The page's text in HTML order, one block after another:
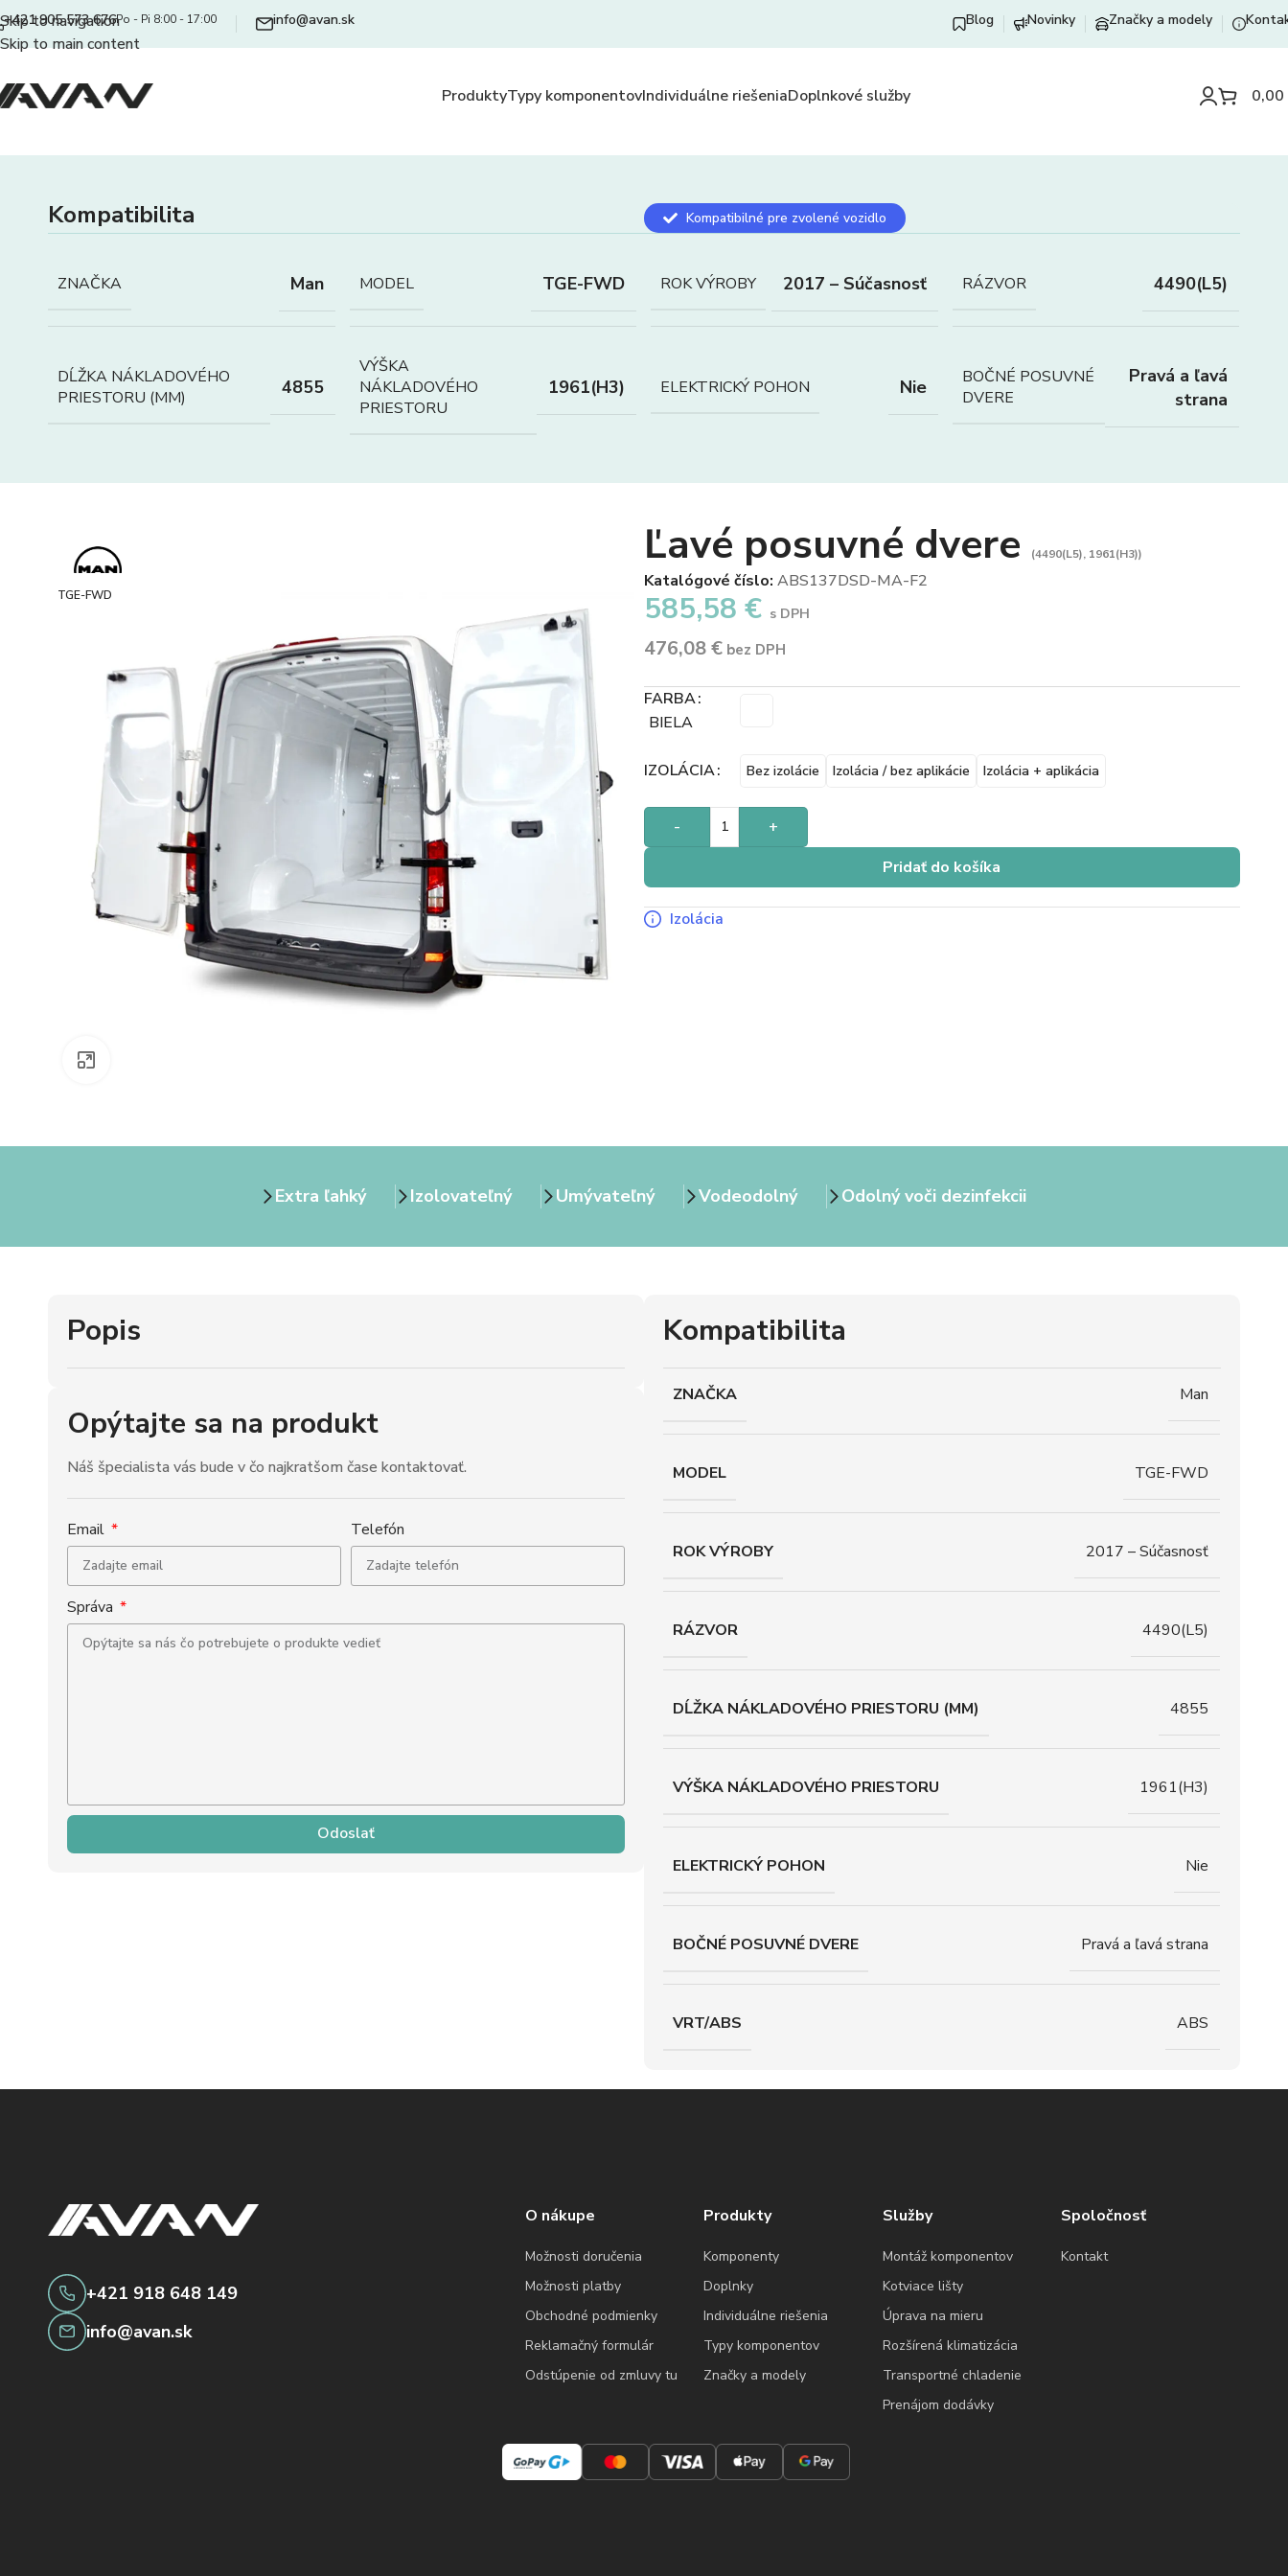
Skip to navigation
Skip to main content
+421 905 573 676Po - Pi 8:00 - 17:00 info@avan.sk Blog Novinky Značky a modely
ProduktyTypy komponentovIndividuálne riešeniaDoplnkové služby 0,00
Kompatibilita Kompatibilné pre zvolené vozidlo
ZNAČKA Man MODEL TGE-FWD ROK VÝROBY 2017 – Súčasnosť RÁZVOR 4490(L5)
DĹŽKA NÁKLADOVÉHO
PRIESTORU (MM)
4855
VÝŠKA
NÁKLADOVÉHO
PRIESTORU
1961(H3) ELEKTRICKÝ POHON Nie
BOČNÉ POSUVNÉ
DVERE
Pravá a ľavá
strana
TGE-FWD
Ľavé posuvné dvere (4490(L5), 1961(H3))
Katalógové číslo: ABS137DSD-MA-F2
585,58 € s DPH
476,08€bez DPH
FARBA
BIELA
IZOLÁCIA Bez izolácie Izolácia / bez aplikácie Izolácia + aplikácia
-
+
Pridať do košíka
Izolácia
Extra ľahký Izolovateľný Umývateľný Vodeodolný Odolný voči dezinfekcii
Popis
Opýtajte sa na produkt
Náš špecialista vás bude v čo najkratšom čase kontaktovať.
Email Telefón
Správa
Odoslať
Kompatibilita
ZNAČKA Man
MODEL TGE-FWD
ROK VÝROBY 2017 – Súčasnosť
RÁZVOR 4490(L5)
DĹŽKA NÁKLADOVÉHO PRIESTORU (MM) 4855
VÝŠKA NÁKLADOVÉHO PRIESTORU 1961(H3)
ELEKTRICKÝ POHON Nie
BOČNÉ POSUVNÉ DVERE Pravá a ľavá strana
VRT/ABS ABS
+421 918 648 149
info@avan.sk
O nákupe
Možnosti doručenia
Možnosti platby
Obchodné podmienky
Reklamačný formulár
Odstúpenie od zmluvy tu
Produkty
Komponenty
Doplnky
Individuálne riešenia
Typy komponentov
Značky a modely
Služby
Montáž komponentov
Kotviace lišty
Úprava na mieru
Rozšírená klimatizácia
Transportné chladenie
Prenájom dodávky
Spoločnosť
Kontakt